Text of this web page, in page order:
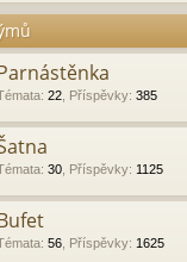
: 22 Příspěvky: 385
: 30 Příspěvky: 1125
: 56 Příspěvky: 1625